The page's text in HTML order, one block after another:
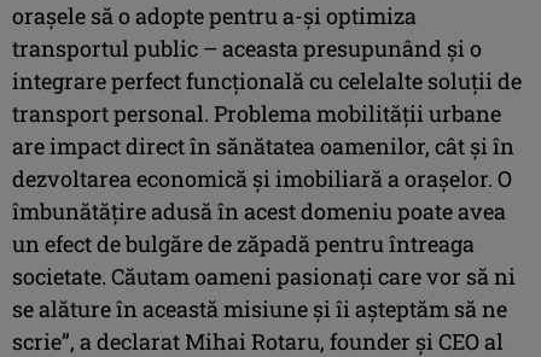
oraşele să o adopte pentru a-şi optimiza
transportul public – aceasta presupunând şi o
integrare perfect funcțională cu celelalte soluții de
transport personal. Problema mobilității urbane
are impact direct în sănătatea oamenilor, cât şi în
dezvoltarea economică şi imobiliară a orașelor. O
îmbunătățire adusă în acest domeniu poate avea
un efect de bulgăre de zăpadă pentru întreaga
societate. Căutam oameni pasionați care vor să ni
se alăture în această misiune şi îi așteptăm să ne
scrie”, a declarat Mihai Rotaru, founder și CEO al